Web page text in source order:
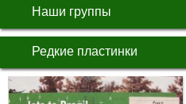
Наши группы
Редкие пластинки